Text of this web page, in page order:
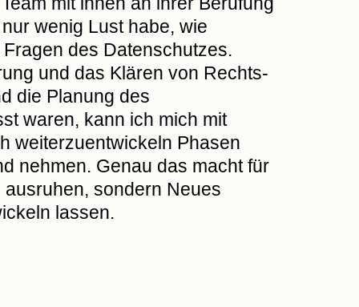
wenig Lust habe, wie
des Datenschutzes.
und das Klären von Rechts-
die Planung des
waren, kann ich mich mit
weiterzuentwickeln Phasen
nehmen. Genau das macht für
sondern Neues
lassen.